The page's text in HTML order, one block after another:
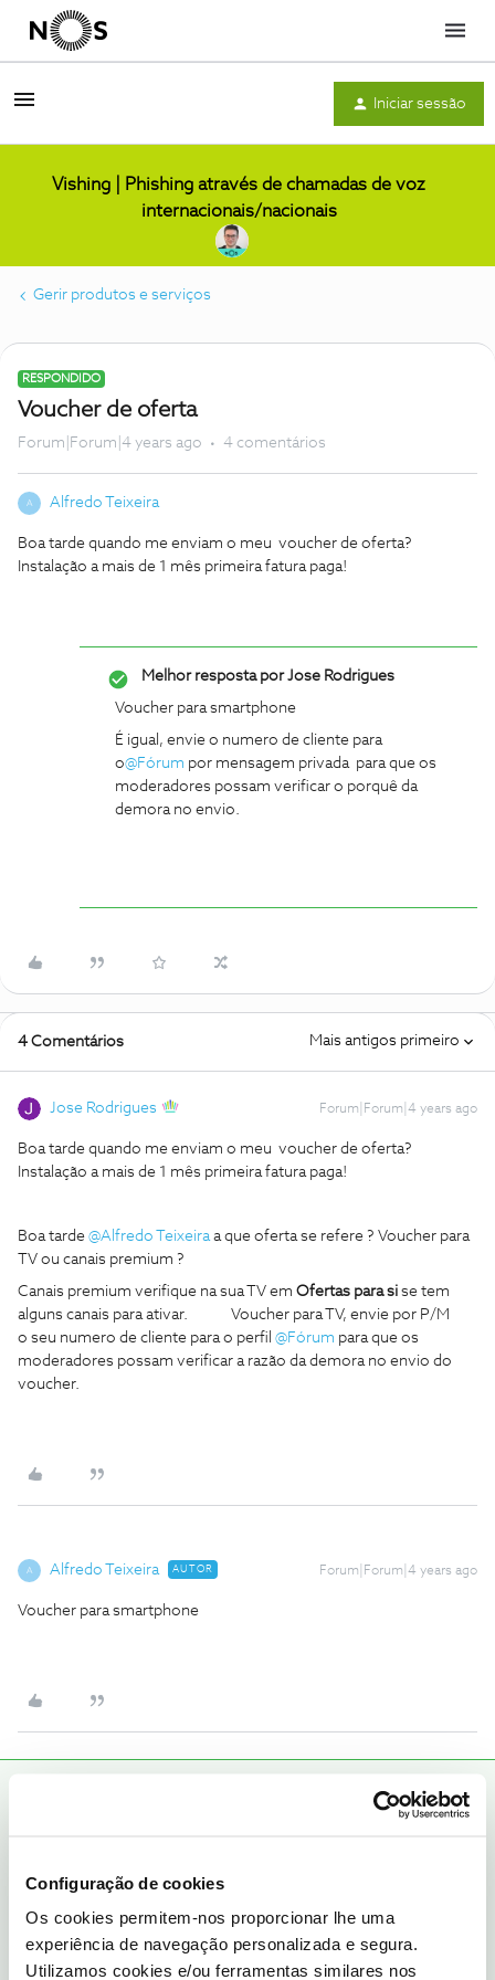
Configuração de cookies
Os cookies permitem-nos proporcionar lhe uma
experiência de navegação personalizada e segura.
Utilizamos cookies e/ou ferramentas similares nos
Menu
Iniciar sessão
Vishing | Phishing através de chamadas de voz
internacionais/nacionais
Gerir produtos e serviços
RESPONDIDO
Voucher de oferta
Forum|Forum|4 years ago 4 comentários
A Alfredo Teixeira
Boa tarde quando me enviam o meu voucher de oferta?
Instalação a mais de 1 mês primeira fatura paga!
Melhor resposta porJose Rodrigues
Voucher para smartphone
É igual, envie o numero de cliente para
o@Fórum por mensagem privada para que os
moderadores possam verificar o porquê da
demora no envio.
4 Comentários Mais antigos primeiro
Jose Rodrigues Forum|Forum|4 years ago
Boa tarde quando me enviam o meu voucher de oferta?
Instalação a mais de 1 mês primeira fatura paga!
Boa tarde @Alfredo Teixeiraa que oferta se refere ? Voucher para
TV ou canais premium ?
Canais premium verifique na sua TV em Ofertas para si se tem
alguns canais para ativar. Voucher para TV, envie por P/M
o seu numero de cliente para o perfil @Fórum para que os
moderadores possam verificar a razão da demora no envio do
voucher.
A Alfredo Teixeira AUTOR Forum|Forum|4 years ago
Voucher para smartphone
Forum|Forum|4 years ago
privada para que os moderadores possam verificar o porquê da
demora no envio.